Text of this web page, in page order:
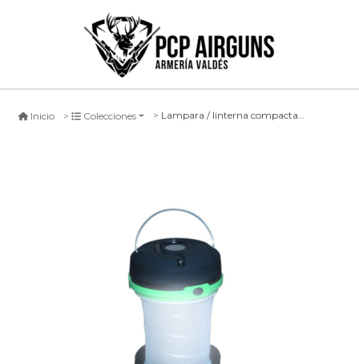
Inicio Colecciones Lampara / linterna compacta quail